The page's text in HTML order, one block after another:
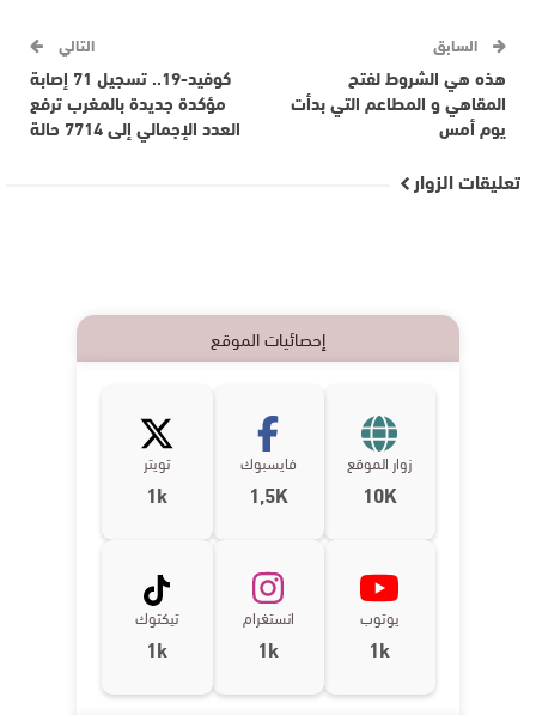
السابق
هذه هي الشروط لفتح
المقاهي و المطاعم التي بدأت
يوم أمس
التالي
كوفيد-19.. تسجيل 71 إصابة
مؤكدة جديدة بالمغرب ترفع
العدد الإجمالي إلى 7714 حالة
تعليقات الزوار
إحصائيات الموقع
زوار الموقع
10K
فايسبوك
1,5K
تويتر
1k
يوتوب
1k
انستغرام
1k
تيكتوك
1k